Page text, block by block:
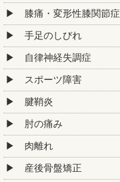
膝痛・変形性膝関節症
手足のしびれ
自律神経失調症
スポーツ障害
腱鞘炎
肘の痛み
肉離れ
産後骨盤矯正